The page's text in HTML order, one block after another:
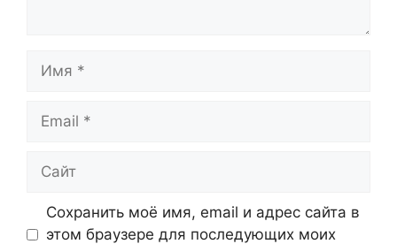
Сохранить моё имя, email и адрес сайта в
этом браузере для последующих моих